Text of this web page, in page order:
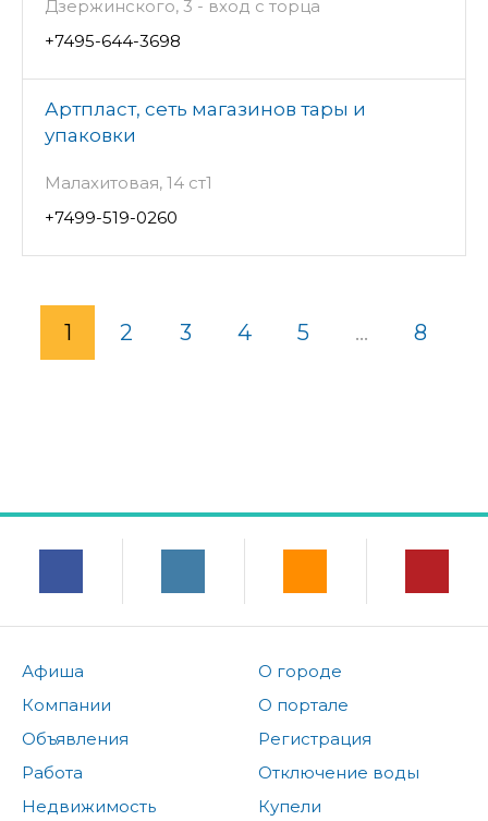
Дзержинского, 3 - вход с торца
+7495-644-3698
Артпласт, сеть магазинов тары и
упаковки
Малахитовая, 14 ст1
+7499-519-0260
1 2 3 4 5 ... 8
Афиша
Компании
Объявления
Работа
Недвижимость
О городе
О портале
Регистрация
Отключение воды
Купели